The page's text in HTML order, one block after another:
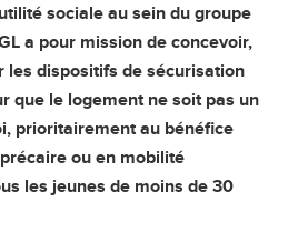
sociale au sein du groupe
a pour mission de concevoir,
les dispositifs de sécurisation
que le logement ne soit pas un
prioritairement au bénéfice
ou en mobilité
les jeunes de moins de 30